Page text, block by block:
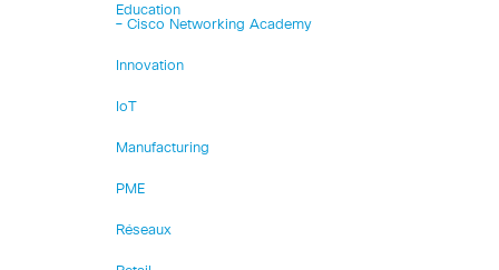
Education
– Cisco Networking Academy
Innovation
IoT
Manufacturing
PME
Réseaux